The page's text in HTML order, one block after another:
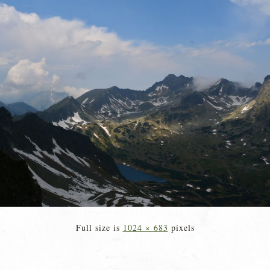
Full size is 1024 × 683 pixels